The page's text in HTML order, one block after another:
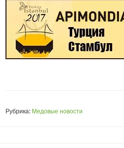
Рубрика: Медовые новости